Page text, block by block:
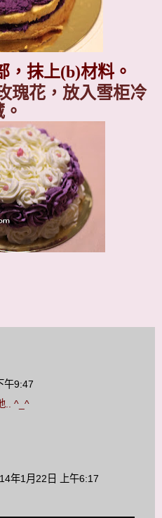
，抹上(b)材料。
瑰花，放入雪柜冷
午9:47
.. ^_^
年1月22日 上午6:17